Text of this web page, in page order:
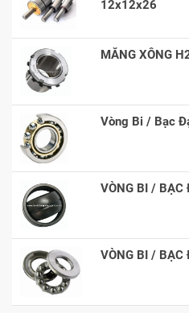
12x12x26
MĂNG XÔNG
Vòng Bi / Bạc
VÒNG BI / BẠC
VÒNG BI /